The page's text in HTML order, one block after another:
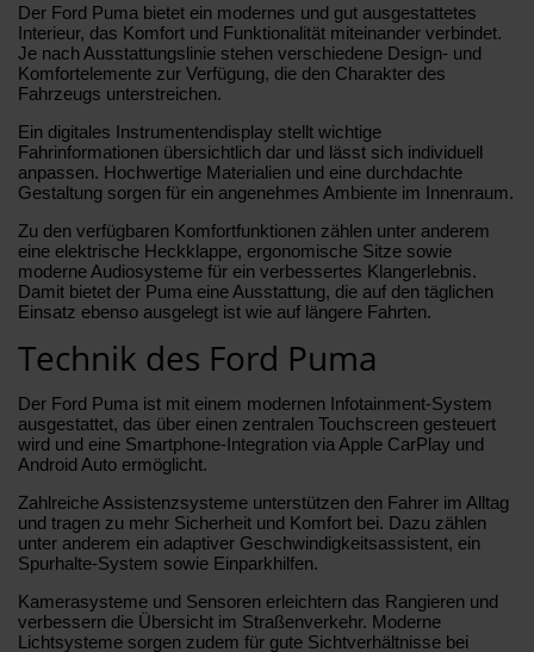
Der Ford Puma bietet ein modernes und gut ausgestattetes
Interieur, das Komfort und Funktionalität miteinander verbindet.
Je nach Ausstattungslinie stehen verschiedene Design- und
Komfortelemente zur Verfügung, die den Charakter des
Fahrzeugs unterstreichen.
Ein digitales Instrumentendisplay stellt wichtige
Fahrinformationen übersichtlich dar und lässt sich individuell
anpassen. Hochwertige Materialien und eine durchdachte
Gestaltung sorgen für ein angenehmes Ambiente im Innenraum.
Zu den verfügbaren Komfortfunktionen zählen unter anderem
eine elektrische Heckklappe, ergonomische Sitze sowie
moderne Audiosysteme für ein verbessertes Klangerlebnis.
Damit bietet der Puma eine Ausstattung, die auf den täglichen
Einsatz ebenso ausgelegt ist wie auf längere Fahrten.
Technik des Ford Puma
Der Ford Puma ist mit einem modernen Infotainment-System
ausgestattet, das über einen zentralen Touchscreen gesteuert
wird und eine Smartphone-Integration via Apple CarPlay und
Android Auto ermöglicht.
Zahlreiche Assistenzsysteme unterstützen den Fahrer im Alltag
und tragen zu mehr Sicherheit und Komfort bei. Dazu zählen
unter anderem ein adaptiver Geschwindigkeitsassistent, ein
Spurhalte-System sowie Einparkhilfen.
Kamerasysteme und Sensoren erleichtern das Rangieren und
verbessern die Übersicht im Straßenverkehr. Moderne
Lichtsysteme sorgen zudem für gute Sichtverhältnisse bei